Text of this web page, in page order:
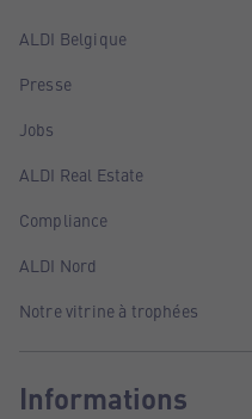
ALDI Belgique
Presse
Jobs
ALDI Real Estate
Compliance
ALDI Nord
Notre vitrine à trophées
Informations